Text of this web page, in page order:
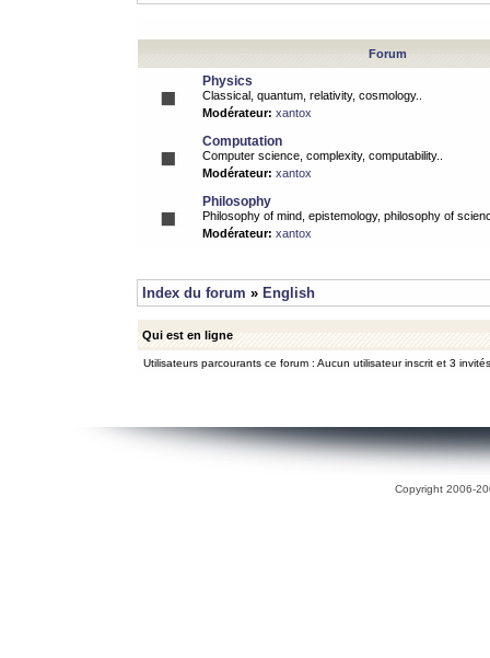
Forum
Physics
Classical, quantum, relativity, cosmology..
Modérateur: xantox
Computation
Computer science, complexity, computability..
Modérateur: xantox
Philosophy
Philosophy of mind, epistemology, philosophy of
Modérateur: xantox
Index du forum » English
Qui est en ligne
Utilisateurs parcourants ce forum : Aucun utilisateur inscrit et 3 invités
Copyright 2006-